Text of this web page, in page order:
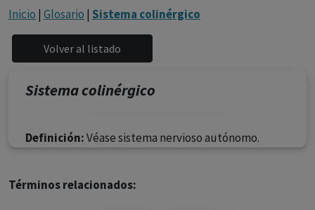
Inicio | Glosario | Sistema colinérgico
Sistema colinérgico
Definición:Véase sistema nervioso autónomo.
Términos relacionados: